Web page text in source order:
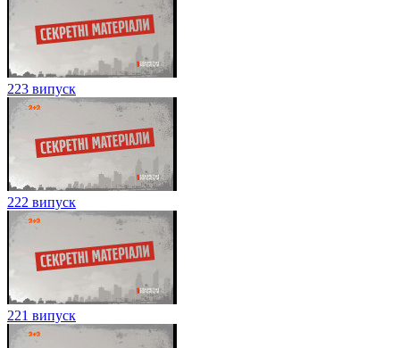
223 випуск
222 випуск
221 випуск